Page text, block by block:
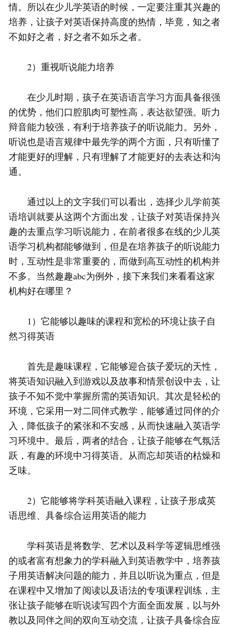
情。所以在少儿学英语的时候，一定要注重其兴趣的
培养，让孩子对英语保持高度的热情，毕竟，知之者
不如好之者，好之者不如乐之者。
2）重视听说能力培养
在少儿时期，孩子在英语语言学习方面具备很强
的优势，他们口腔肌肉可塑性高，表达欲望强。听力
辩音能力较强，有利于培养孩子的听说能力。另外，
听说也是语言规律中最先学的两个方面，只有听懂了
才能更好的理解，只有理解了才能更好的去表达和沟
通。
通过以上的文字我们可以看出，选择少儿学前英
语培训就要从这两个方面出发，让孩子对英语保持兴
趣的去重点学习听说能力，在前者很多在线的少儿英
语学习机构都能够做到，但是在培养孩子的听说能力
时，互动性是非常重要的，而做到高互动性的机构并
不多。当然趣趣abc为例外，接下来我们来看看这家
机构好在哪里？
1）它能够以趣味的课程和宽松的环境让孩子自
然习得英语
首先是趣味课程，它能够迎合孩子爱玩的天性，
将英语知识融入到游戏以及故事和情景创设中去，让
孩子不知不觉中掌握所需的英语知识。其次是轻松的
环境，它采用一对二同伴式教学，能够通过同伴的介
入，降低孩子的紧张和不安感，从而快速融入英语学
习环境中。最后，两者的结合，让孩子能够在气氛活
跃，有趣的环境中习得英语。从而忘却英语的枯燥和
乏味。
2）它能够将学科英语融入课程，让孩子形成英
语思维、具备综合运用英语的能力
学科英语是将数学、艺术以及科学等逻辑思维强
的或者富有想象力的学科融入到英语教学中，培养孩
子用英语解决问题的能力，并且以听说为重点，但是
在课程中又增加了阅读以及语法的专项课程训练，主
张让孩子能够在听说读写四个方面全面发展，以与外
教以及同伴之间的双向互动交流，让孩子具备综合应